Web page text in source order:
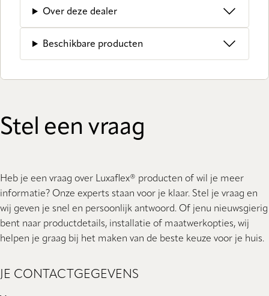
Over deze dealer
Beschikbare producten
Stel een vraag
Heb je een vraag over Luxaflex® producten of wil je meer
informatie? Onze experts staan ​​voor je klaar. Stel je vraag en
wij geven je snel en persoonlijk antwoord. Of jenu nieuwsgierig
bent naar productdetails, installatie of maatwerkopties, wij
helpen je graag bij het maken van de beste keuze voor je huis.
JE CONTACTGEGEVENS